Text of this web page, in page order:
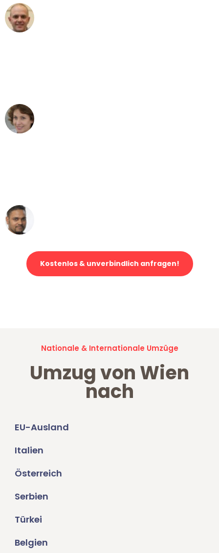
Kostenlos & unverbindlich anfragen!
Nationale & Internationale Umzüge
Umzug von Wien
nach
EU-Ausland
Italien
Österreich
Serbien
Türkei
Belgien